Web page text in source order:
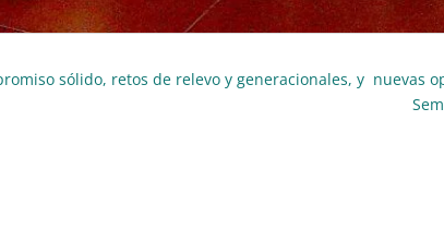
sólido, retos de relevo y generacionales, y nuevas